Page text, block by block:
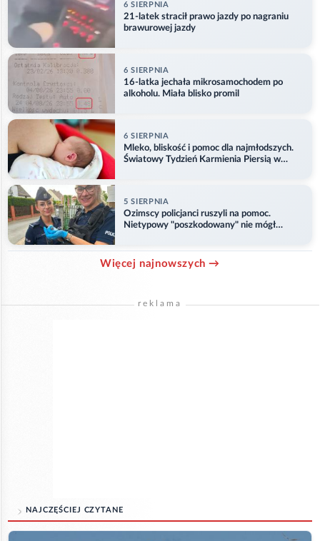
6 SIERPNIA
21-latek stracił prawo jazdy po nagraniu
brawurowej jazdy
6 SIERPNIA
16-latka jechała mikrosamochodem po
alkoholu. Miała blisko promil
6 SIERPNIA
Mleko, bliskość i pomoc dla najmłodszych.
Światowy Tydzień Karmienia Piersią w
5 SIERPNIA
Ozimscy policjanci ruszyli na pomoc.
Nietypowy "poszkodowany" nie mógł
Więcej najnowszych →
reklama
NAJCZĘŚCIEJ CZYTANE